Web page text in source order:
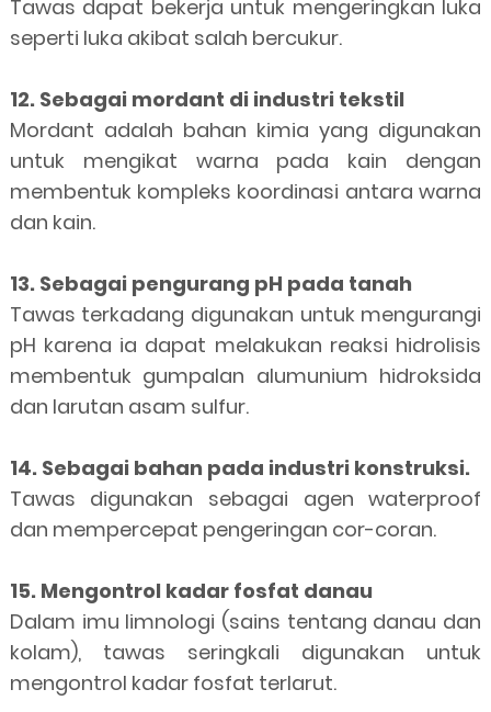
Tawas dapat bekerja untuk mengeringkan luka
seperti luka akibat salah bercukur.
12. Sebagai mordant di industri tekstil
Mordant adalah bahan kimia yang digunakan
untuk mengikat warna pada kain dengan
membentuk kompleks koordinasi antara warna
dan kain.
13. Sebagai pengurang pH pada tanah
Tawas terkadang digunakan untuk mengurangi
pH karena ia dapat melakukan reaksi hidrolisis
membentuk gumpalan alumunium hidroksida
dan larutan asam sulfur.
14. Sebagai bahan pada industri konstruksi.
Tawas digunakan sebagai agen waterproof
dan mempercepat pengeringan cor-coran.
15. Mengontrol kadar fosfat danau
Dalam imu limnologi (sains tentang danau dan
kolam), tawas seringkali digunakan untuk
mengontrol kadar fosfat terlarut.